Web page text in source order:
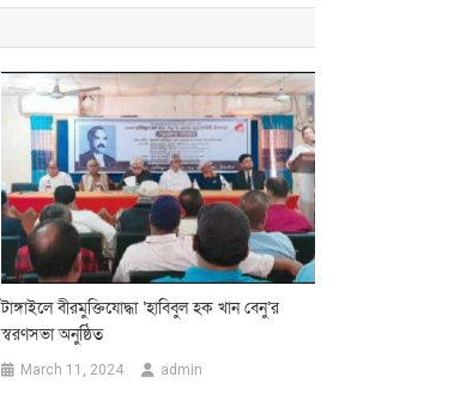
টাঙ্গাইলে বীরমুক্তিযোদ্ধা ‘হাবিবুল হক খান বেনু’র
স্বরণসভা অনুষ্ঠিত
March 11, 2024 admin